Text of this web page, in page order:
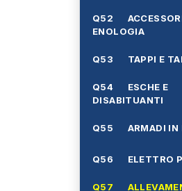
Q52
ENOLOGIA
Q53 TAPPI E
Q54 ESCHE E
DISABITUANTI
Q55 ARMADI IN
Q56 ELETTRO
Q57